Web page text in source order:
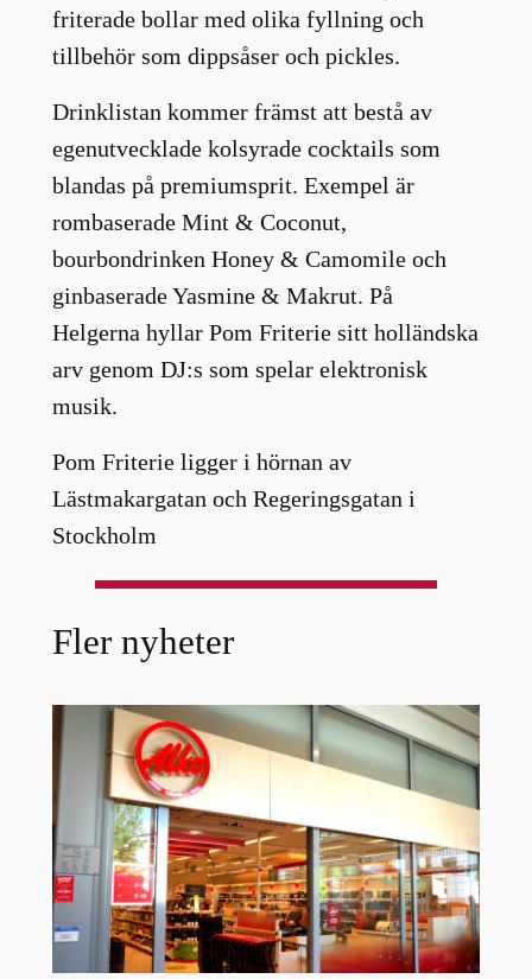
friterade bollar med olika fyllning och
tillbehör som dippsåser och pickles.
Drinklistan kommer främst att bestå av
egenutvecklade kolsyrade cocktails som
blandas på premiumsprit. Exempel är
rombaserade Mint & Coconut,
bourbondrinken Honey & Camomile och
ginbaserade Yasmine & Makrut. På
Helgerna hyllar Pom Friterie sitt holländska
arv genom DJ:s som spelar elektronisk
musik.
Pom Friterie ligger i hörnan av
Lästmakargatan och Regeringsgatan i
Stockholm
Fler nyheter